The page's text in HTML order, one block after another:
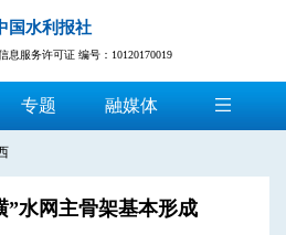
国水利报社
息服务许可证 编号：10120170019
专题 融媒体
”水网主骨架基本形成